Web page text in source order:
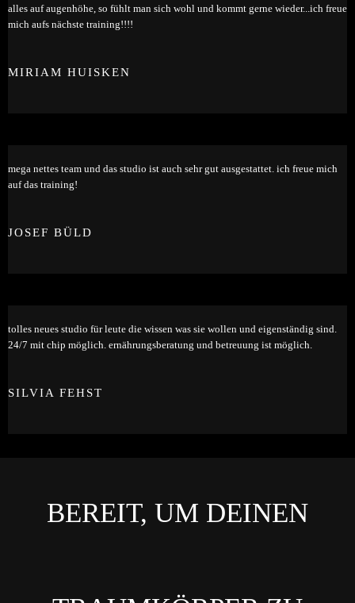
alles auf augenhöhe, so fühlt man sich wohl und kommt gerne wieder...ich freue
mich aufs nächste training!!!!
MIRIAM HUISKEN
mega nettes team und das studio ist auch sehr gut ausgestattet. ich freue mich
auf das training!
JOSEF BÜLD
tolles neues studio für leute die wissen was sie wollen und eigenständig sind.
24/7 mit chip möglich. ernährungsberatung und betreuung ist möglich.
SILVIA FEHST
BEREIT, UM DEINEN